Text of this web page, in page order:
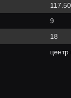
117.50
9
18
центр